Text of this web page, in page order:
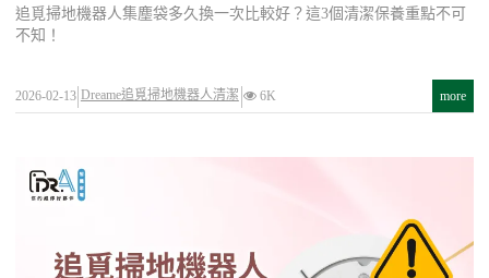
追覓掃地機器人集塵袋多久換一次比較好？這3個清潔保養重點不可
不知！
2026-02-13 Dreame追覓掃地機器人清潔 6K more